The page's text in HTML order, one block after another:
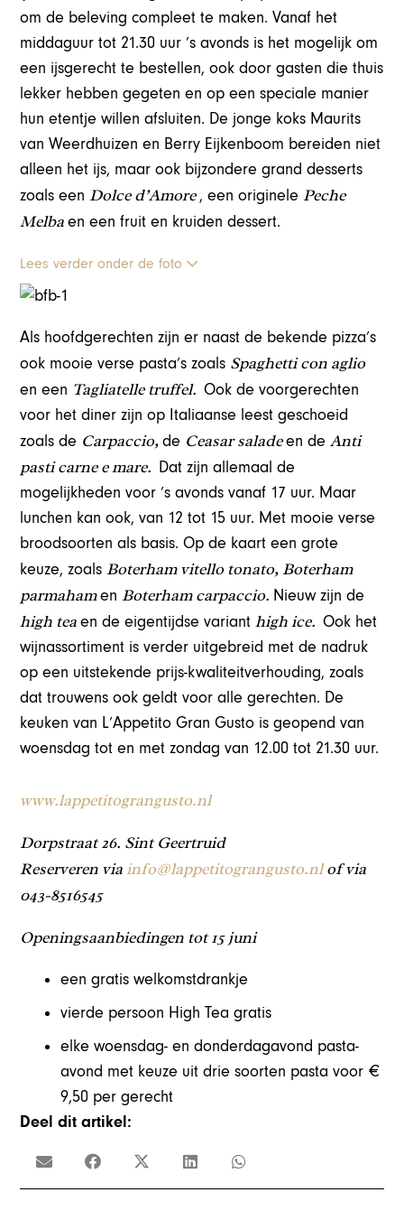
om de beleving compleet te maken. Vanaf het
middaguur tot 21.30 uur ’s avonds is het mogelijk om
een ijsgerecht te bestellen, ook door gasten die thuis
lekker hebben gegeten en op een speciale manier
hun etentje willen afsluiten. De jonge koks Maurits
van Weerdhuizen en Berry Eijkenboom bereiden niet
alleen het ijs, maar ook bijzondere grand desserts
zoals eenDolce d’Amore, een originelePeche
Melbaen een fruit en kruiden dessert.
Lees verder onder de foto
Als hoofdgerechten zijn er naast de bekende pizza’s
ook mooie verse pasta’s zoals Spaghetti con aglio
en een Tagliatelle truffel.Ook de voorgerechten
voor het diner zijn op Italiaanse leest geschoeid
zoals de Carpaccio,de Ceasar saladeen deAnti
pasti carne e mare. Dat zijn allemaal de
mogelijkheden voor ’s avonds vanaf 17 uur. Maar
lunchen kan ook, van 12 tot 15 uur. Met mooie verse
broodsoorten als basis. Op de kaart een grote
keuze, zoalsBoterham vitello tonato, Boterham
parmahamenBoterham carpaccio. Nieuw zijn de
high teaen de eigentijdse varianthigh ice.Ook het
wijnassortiment is verder uitgebreid met de nadruk
op een uitstekende prijs-kwaliteitverhouding, zoals
dat trouwens ook geldt voor alle gerechten. De
keuken van L’Appetito Gran Gusto is geopend van
woensdag tot en met zondag van 12.00 tot 21.30 uur.
www.lappetitograngusto.nl
Dorpstraat 26. Sint Geertruid
Reserveren viainfo@lappetitograngusto.nlof via
043-8516545
Openingsaanbiedingen tot 15 juni
een gratis welkomstdrankje
vierde persoon High Tea gratis
elke woensdag- en donderdagavond pasta-
avond met keuze uit drie soorten pastavoor €
9,50 per gerecht
Deel dit artikel: